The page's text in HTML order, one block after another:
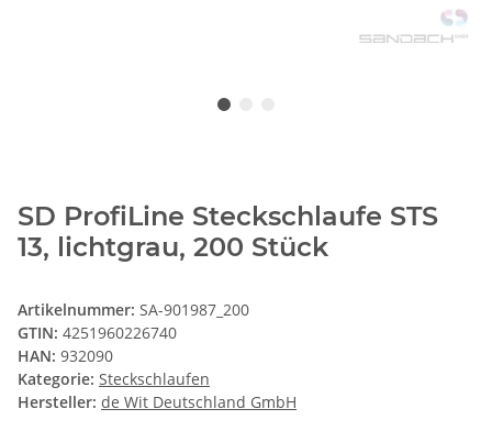
SD ProfiLine Steckschlaufe STS
13, lichtgrau, 200 Stück
Artikelnummer: SA-901987_200
GTIN: 4251960226740
HAN: 932090
Kategorie: Steckschlaufen
Hersteller: de Wit Deutschland GmbH